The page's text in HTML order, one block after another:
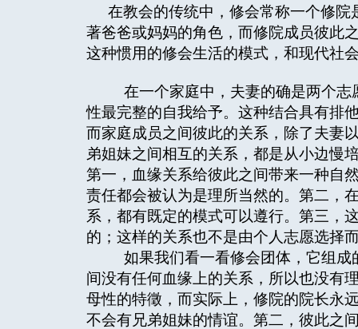
在教会的传统中，修会常称一个修
著爸爸或妈妈的角色，而修院成员彼此
这种惯用的修会生活的模式，和现代社
在一个家庭中，夫妻的确是两个志
性最完整的自我给予。这种结合具有排
而家庭成员之间彼此的关系，除了夫妻
弟姐妹之间相互的关系，都是从小边慢
第一，血缘关系给彼此之间带来一种自
责任都会被认为是理所当然的。第二，
系，都有既定的模式可以遵行。第三，
的；这样的关系也不是由个人志愿选择
如果我们看一看修会团体，它组成
间没有任何血缘上的关系，所以也没有
母性的特徵，而实际上，修院的院长永
不会有兄弟姐妹的情谊。第二，彼此之